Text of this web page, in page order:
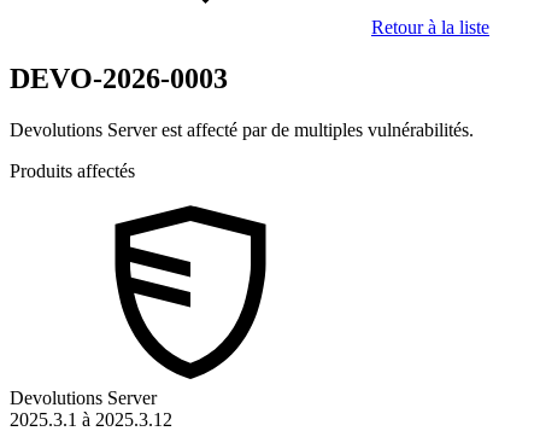
Retour à la liste
DEVO-2026-0003
Devolutions Server est affecté par de multiples vulnérabilités.
Produits affectés
Devolutions Server
2025.3.1 à 2025.3.12